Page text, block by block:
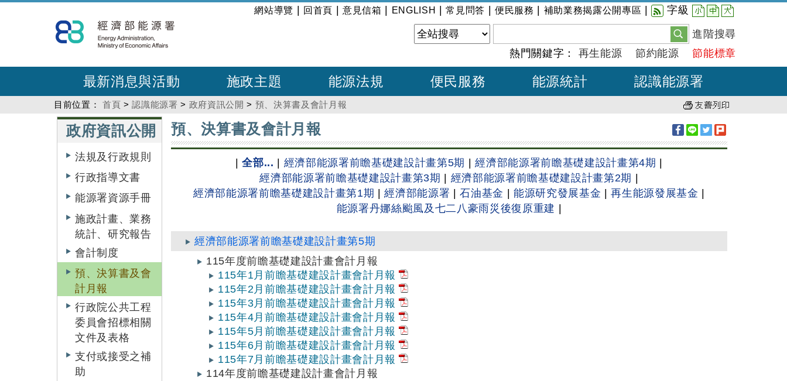
到
主
內
:::
網站導覽 回首頁 意見信箱 ENGLISH |常見問答 便民服務 補助業務揭露公開專區 字級 小 中 大
進階搜尋
熱門關鍵字： 再生能源 節約能源 節能標章
最新消息與活動 施政主題 能源法規 便民服務 能源統計 認識能源署
目前位置： 首頁 >認識能源署 > 政府資訊公開 > 預、決算書及會計月報
:::政府資訊公開
法規及行政規則
行政指導文書
能源署資源手冊
施政計畫、業務
統計、研究報告
會計制度
預、決算書及會
計月報
行政院公共工程
委員會招標相關
文件及表格
支付或接受之補
助
:::
預、決算書及會計月報
|全部... 經濟部能源署前瞻基礎建設計畫第5期 |經濟部能源署前瞻基礎建設計畫第4期
經濟部能源署前瞻基礎建設計畫第3期
經濟部能源署前瞻基礎建設計畫第2期
經濟部能源署前瞻基礎建設計畫第1期
|經濟部能源署 |石油基金 能源研究發展基金 |再生能源發展基金
能源署丹娜絲颱風及七二八豪雨災後復原重建
經濟部能源署前瞻基礎建設計畫第5期
115年度前瞻基礎建設計畫會計月報
115年1月前瞻基礎建設計畫會計月報
115年2月前瞻基礎建設計畫會計月報
115年3月前瞻基礎建設計畫會計月報
115年4月前瞻基礎建設計畫會計月報
115年5月前瞻基礎建設計畫會計月報
115年6月前瞻基礎建設計畫會計月報
115年7月前瞻基礎建設計畫會計月報
114年度前瞻基礎建設計畫會計月報